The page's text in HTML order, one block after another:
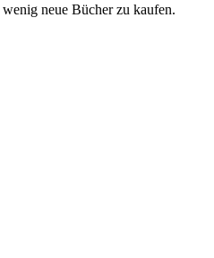
neue Bücher zu kaufen.